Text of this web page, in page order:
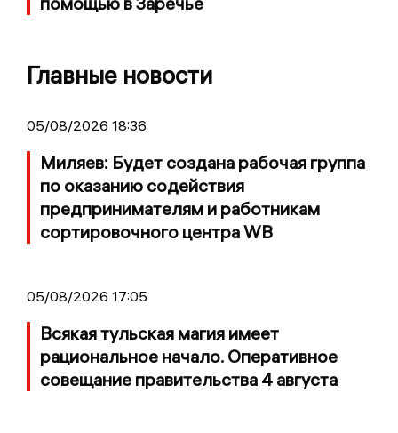
Главные новости
05/08/2026 18:36
Миляев: Будет создана рабочая группа
по оказанию содействия
предпринимателям и работникам
сортировочного центра WB
05/08/2026 17:05
Всякая тульская магия имеет
рациональное начало. Оперативное
совещание правительства 4 августа